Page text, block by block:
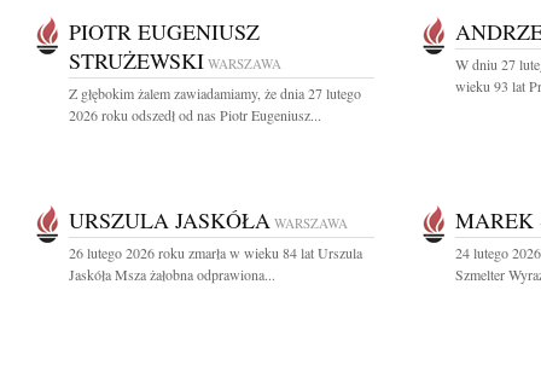
PIOTR EUGENIUSZ
STRUŻEWSKI WARSZAWA
Z głębokim żalem zawiadamiamy, że dnia 27 lutego
2026 roku odszedł od nas Piotr Eugeniusz...
W dniu 27
wieku 93 lat
URSZULA JASKÓŁA WARSZAWA
26 lutego 2026 roku zmarła w wieku 84 lat Urszula
Jaskóła Msza żałobna odprawiona...
MAREK
24 lutego
Szmelter